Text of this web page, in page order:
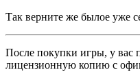
Так верните же былое уже
После покупки игры, у вас
лицензионную копию с